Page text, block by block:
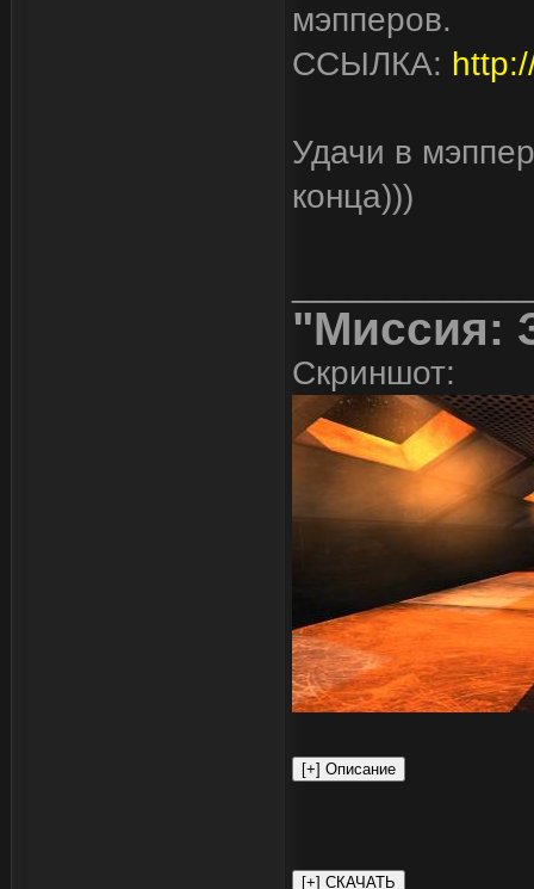
мэпперов.
ССЫЛКА:
Удачи в
конца)))
"Миссия:
Скриншот: